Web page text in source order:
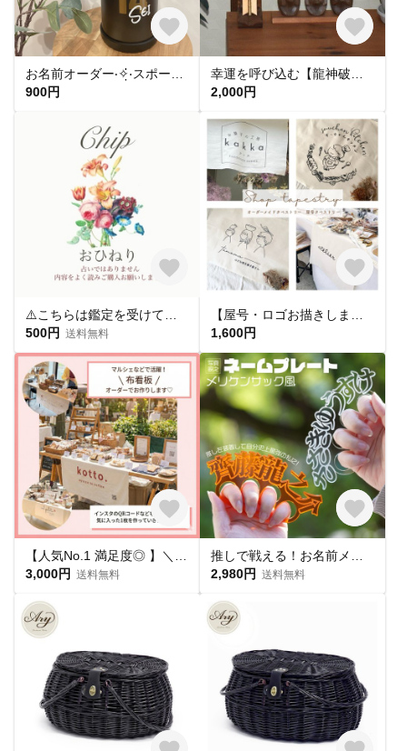
900円
2,000円
500円 送料無料
1,600円
3,000円 送料無料
2,980円 送料無料